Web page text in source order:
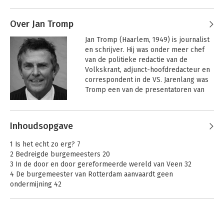
Over Jan Tromp
Jan Tromp (Haarlem, 1949) is journalist
en schrijver. Hij was onder meer chef
van de politieke redactie van de
Volkskrant, adjunct-hoofdredacteur en
correspondent in de VS. Jarenlang was
Tromp een van de presentatoren van
morgen.
mr. Dries van Agt (samen met Paul
Witteman) Deinig aan Zee, schipperen in
Den Haag, In New York en domweg
gelukkig, De Achterkant van Nederland,
verstrengeld raken (samen met Pieter
Andere boeken door Jan Tromp
Inhoudsopgave
1 Is het echt zo erg? 7
2 Bedreigde burgemeesters 20
3 In de door en door gereformeerde wereld van Veen 32
4 De burgemeester van Rotterdam aanvaardt geen
ondermijning 42